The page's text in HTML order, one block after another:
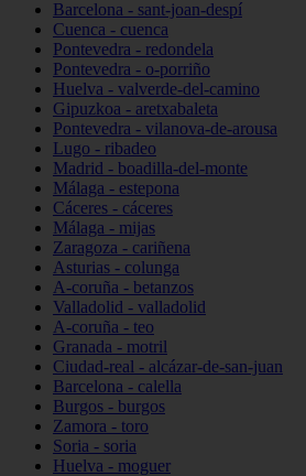
Barcelona - sant-joan-despí
Cuenca - cuenca
Pontevedra - redondela
Pontevedra - o-porriño
Huelva - valverde-del-camino
Gipuzkoa - aretxabaleta
Pontevedra - vilanova-de-arousa
Lugo - ribadeo
Madrid - boadilla-del-monte
Málaga - estepona
Cáceres - cáceres
Málaga - mijas
Zaragoza - cariñena
Asturias - colunga
A-coruña - betanzos
Valladolid - valladolid
A-coruña - teo
Granada - motril
Ciudad-real - alcázar-de-san-juan
Barcelona - calella
Burgos - burgos
Zamora - toro
Soria - soria
Huelva - moguer